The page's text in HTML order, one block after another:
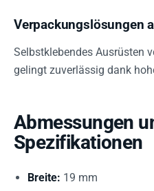
Verpackungslösungen
Selbstklebendes Ausrüsten
gelingt zuverlässig dank
Abmessungen
Spezifikationen
Breite: 19 mm